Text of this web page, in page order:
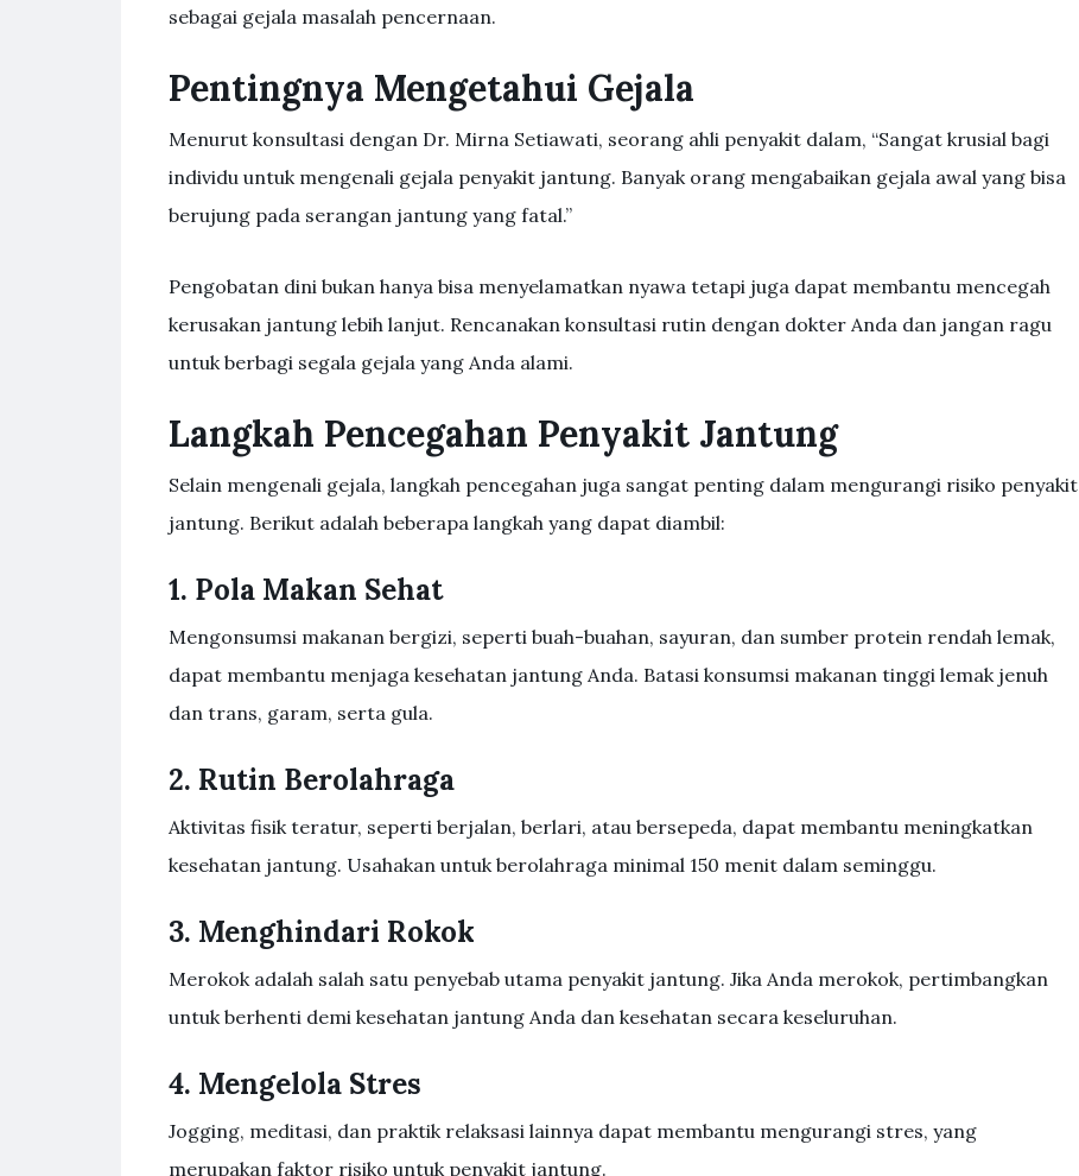
sebagai gejala masalah pencernaan.
Pentingnya Mengetahui Gejala
Menurut konsultasi dengan Dr. Mirna Setiawati, seorang ahli penyakit dalam, “Sangat krusial bagi
individu untuk mengenali gejala penyakit jantung. Banyak orang mengabaikan gejala awal yang bisa
berujung pada serangan jantung yang fatal.”
Pengobatan dini bukan hanya bisa menyelamatkan nyawa tetapi juga dapat membantu mencegah
kerusakan jantung lebih lanjut. Rencanakan konsultasi rutin dengan dokter Anda dan jangan ragu
untuk berbagi segala gejala yang Anda alami.
Langkah Pencegahan Penyakit Jantung
Selain mengenali gejala, langkah pencegahan juga sangat penting dalam mengurangi risiko penyakit
jantung. Berikut adalah beberapa langkah yang dapat diambil:
1. Pola Makan Sehat
Mengonsumsi makanan bergizi, seperti buah-buahan, sayuran, dan sumber protein rendah lemak,
dapat membantu menjaga kesehatan jantung Anda. Batasi konsumsi makanan tinggi lemak jenuh
dan trans, garam, serta gula.
2. Rutin Berolahraga
Aktivitas fisik teratur, seperti berjalan, berlari, atau bersepeda, dapat membantu meningkatkan
kesehatan jantung. Usahakan untuk berolahraga minimal 150 menit dalam seminggu.
3. Menghindari Rokok
Merokok adalah salah satu penyebab utama penyakit jantung. Jika Anda merokok, pertimbangkan
untuk berhenti demi kesehatan jantung Anda dan kesehatan secara keseluruhan.
4. Mengelola Stres
Jogging, meditasi, dan praktik relaksasi lainnya dapat membantu mengurangi stres, yang
merupakan faktor risiko untuk penyakit jantung.